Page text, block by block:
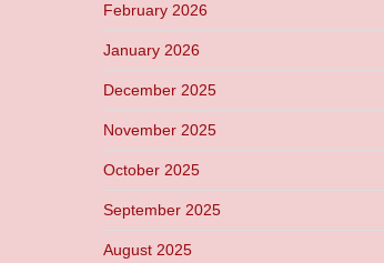
February 2026
January 2026
December 2025
November 2025
October 2025
September 2025
August 2025